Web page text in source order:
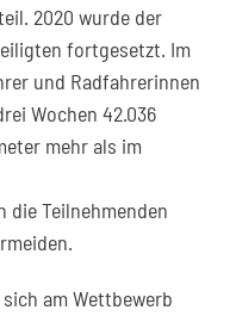
2020 wurde der
fortgesetzt. Im
und Radfahrerinnen
Wochen 42.036
mehr als im
die Teilnehmenden
am Wettbewerb